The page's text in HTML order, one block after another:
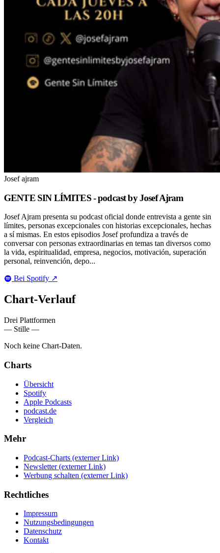
Josef ajram
GENTE SIN LÍMITES - podcast by Josef Ajram
Josef Ajram presenta su podcast oficial donde entrevista a gente sin
límites, personas excepcionales con historias excepcionales, hechas
a sí mismas. En estos episodios Josef profundiza a través de
conversar con personas extraordinarias en temas tan diversos como
la vida, espiritualidad, empresa, negocios, motivación, superación
personal, reinvención, depo...
Bei Spotify ↗
Chart-Verlauf
Drei Plattformen
— Stille —
Noch keine Chart-Daten.
Charts
Übersicht
Spotify
Apple Podcasts
podcast.de
Vergleich
Mehr
Podcast-Charts (externer Link)
Newsletter (externer Link)
Werbung schalten (externer Link)
Rechtliches
Impressum
Nutzungsbedingungen
Datenschutz
Kontakt